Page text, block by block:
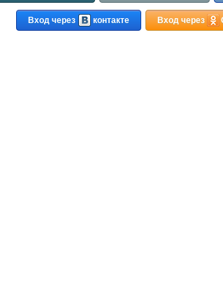
Вход через контакте Вход через